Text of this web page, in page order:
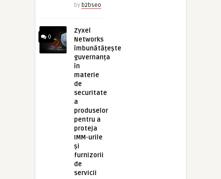
by b2bseo
0
Zyxel
Networks
îmbunătățește
guvernanța
în
materie
de
securitate
a
produselor
pentru a
proteja
IMM-urile
și
furnizorii
de
servicii